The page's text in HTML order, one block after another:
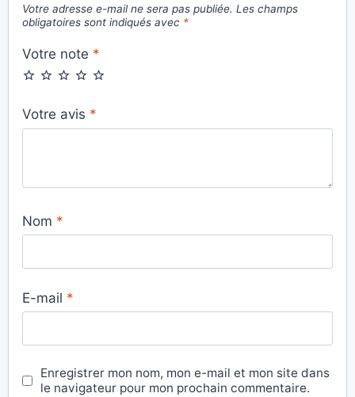
Votre adresse e-mail ne sera pas publiée. Les champs
obligatoires sont indiqués avec *
Votre note *
Votre avis *
Nom *
E-mail *
Enregistrer mon nom, mon e-mail et mon site dans
le navigateur pour mon prochain commentaire.